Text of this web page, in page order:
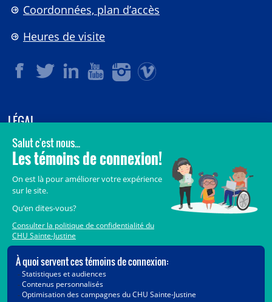
Coordonnées, plan d’accès
Heures de visite
LÉGAL
© 2006-2026CHU Sainte-Justine.
Tous droits réservés.
Crédits
Accès aux documents des organismes publics